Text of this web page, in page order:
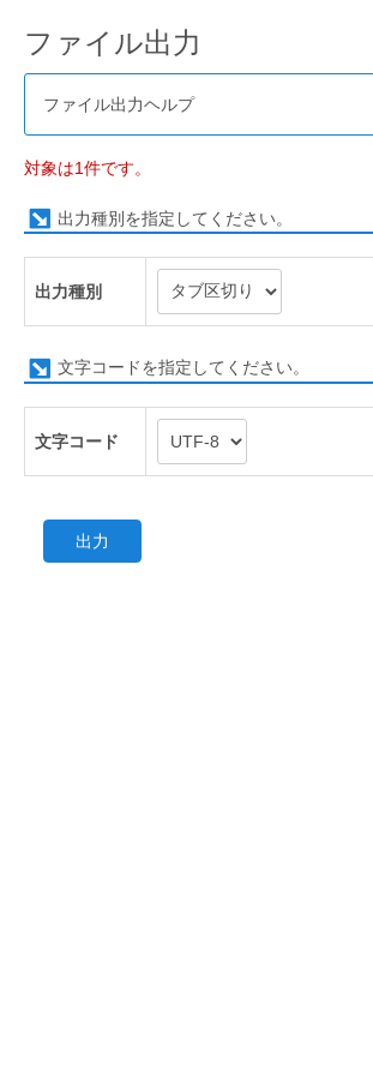
ファイル出力
ファイル出力ヘルプ
対象は1件です。
出力種別を指定してください。
出力種別
文字コードを指定してください。
文字コード